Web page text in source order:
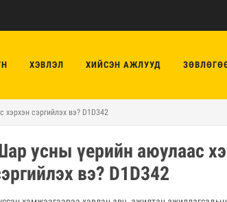
ХЭВЛЭЛ ХИЙСЭН АЖЛУУД
сэргийлэх вэ? D1D342
усны үерийн аюулаас
вэ? D1D342